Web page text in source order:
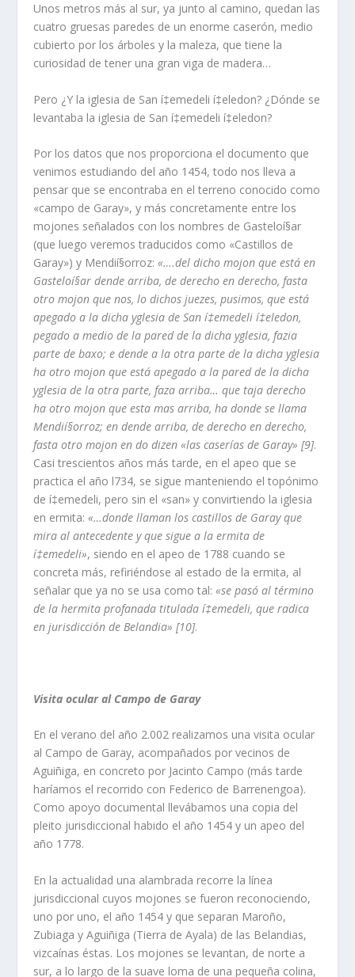
Unos metros más al sur, ya junto al camino, quedan las
cuatro gruesas paredes de un enorme caserón, medio
cubierto por los árboles y la maleza, que tiene la
curiosidad de tener una gran viga de madera…
Pero ¿Y la iglesia de San í‡emedeli í‡eledon? ¿Dónde se
levantaba la iglesia de San í‡emedeli í‡eledon?
Por los datos que nos proporciona el documento que
venimos estudiando del año 1454, todo nos lleva a
pensar que se encontraba en el terreno conocido como
«campo de Garay», y más concretamente entre los
mojones señalados con los nombres de Gasteloí§ar
(que luego veremos traducidos como «Castillos de
Garay») y Mendií§orroz:«….del dicho mojon que está en
Gasteloí§ar dende arriba, de derecho en derecho, fasta
otro mojon que nos, lo dichos juezes, pusimos, que está
apegado a la dicha yglesia de San í‡emedeli í‡eledon,
pegado a medio de la pared de la dicha yglesia, fazia
parte de baxo; e dende a la otra parte de la dicha yglesia
ha otro mojon que está apegado a la pared de la dicha
yglesia de la otra parte, faza arriba… que taja derecho
ha otro mojon que esta mas arriba, ha donde se llama
Mendií§orroz; en dende arriba, de derecho en derecho,
fasta otro mojon en do dizen «las caserí­as de Garay» [9].
Casi trescientos años más tarde, en el apeo que se
practica el año l734, se sigue manteniendo el topónimo
de í‡emedeli, pero sin el «san» y convirtiendo la iglesia
en ermita:«…donde llaman los castillos de Garay que
mira al antecedente y que sigue a la ermita de
í‡emedeli», siendo en el apeo de 1788 cuando se
concreta más, refiriéndose al estado de la ermita, al
señalar que ya no se usa como tal:«se pasó al término
de la hermita profanada titulada í‡emedeli, que radica
en jurisdicción de Belandia» [10].
Visita ocular al Campo de Garay
En el verano del año 2.002 realizamos una visita ocular
al Campo de Garay, acompañados por vecinos de
Aguiñiga, en concreto por Jacinto Campo (más tarde
harí­amos el recorrido con Federico de Barrenengoa).
Como apoyo documental llevábamos una copia del
pleito jurisdiccional habido el año 1454 y un apeo del
año 1778.
En la actualidad una alambrada recorre la lí­nea
jurisdiccional cuyos mojones se fueron reconociendo,
uno por uno, el año 1454 y que separan Maroño,
Zubiaga y Aguiñiga (Tierra de Ayala) de las Belandias,
vizcaí­nas éstas. Los mojones se levantan, de norte a
sur, a lo largo de la suave loma de una pequeña colina,